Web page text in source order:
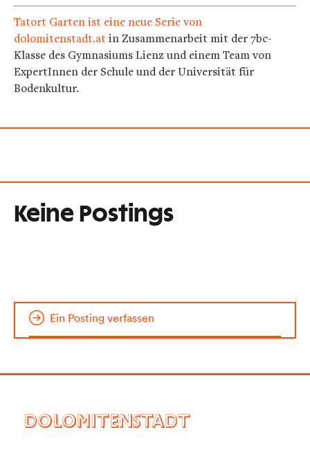
Tatort Garten ist eine neue Serie von
dolomitenstadt.atin Zusammenarbeit mit der 7bc-
Klasse des Gymnasiums Lienz und einem Team von
ExpertInnen der Schule und der Universität für
Bodenkultur.
Keine Postings
Ein Posting verfassen
DOLOMITENSTADT